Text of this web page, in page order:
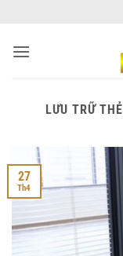
nội
LƯU TRỮ
27
Th4